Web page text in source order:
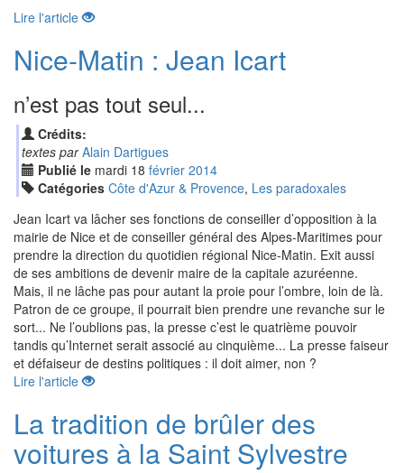
Lire l'article
Nice-Matin : Jean Icart
n’est pas tout seul...
Crédits:
textes par Alain Dartigues
Publié le mardi 18 février 2014
Catégories Côte d'Azur & Provence, Les paradoxales
Jean Icart va lâcher ses fonctions de conseiller d’opposition à la
mairie de Nice et de conseiller général des Alpes-Maritimes pour
prendre la direction du quotidien régional Nice-Matin. Exit aussi
de ses ambitions de devenir maire de la capitale azuréenne.
Mais, il ne lâche pas pour autant la proie pour l’ombre, loin de là.
Patron de ce groupe, il pourrait bien prendre une revanche sur le
sort... Ne l’oublions pas, la presse c’est le quatrième pouvoir
tandis qu’Internet serait associé au cinquième... La presse faiseur
et défaiseur de destins politiques : il doit aimer, non ?
Lire l'article
La tradition de brûler des
voitures à la Saint Sylvestre